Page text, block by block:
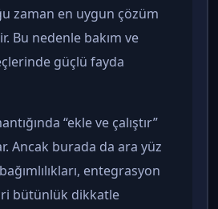
zaman en uygun çözüm
Bu nedenle bakım ve
güçlü fayda
“ekle ve çalıştır”
Ancak burada da ara yüz
entegrasyon
bütünlük dikkatle